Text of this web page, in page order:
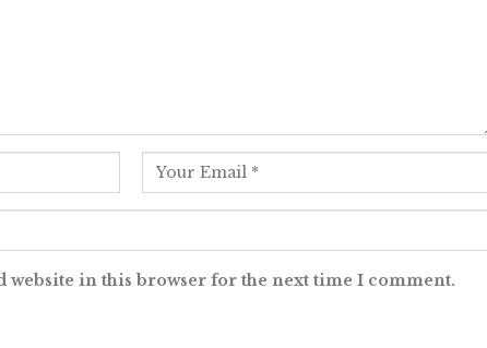
website in this browser for the next time I comment.